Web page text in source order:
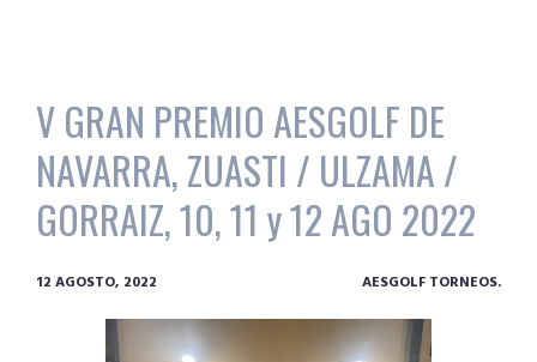
V GRAN PREMIO AESGOLF DE
NAVARRA, ZUASTI / ULZAMA /
GORRAIZ, 10, 11 y 12 AGO 2022
12 AGOSTO, 2022 AESGOLF TORNEOS.